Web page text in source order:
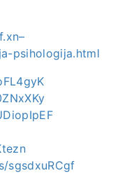
psihologija.html
sgsdxuRCgf